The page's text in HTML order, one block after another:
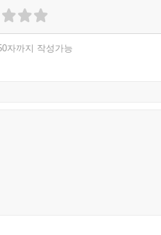
자까지 작성가능